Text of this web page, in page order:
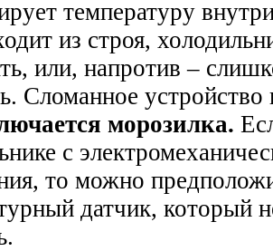
температуру
из строя,
или, напротив –
Сломанное устройство
морозилка.
с
то можно
датчик, который